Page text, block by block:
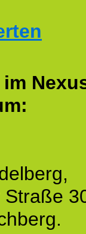
Straße